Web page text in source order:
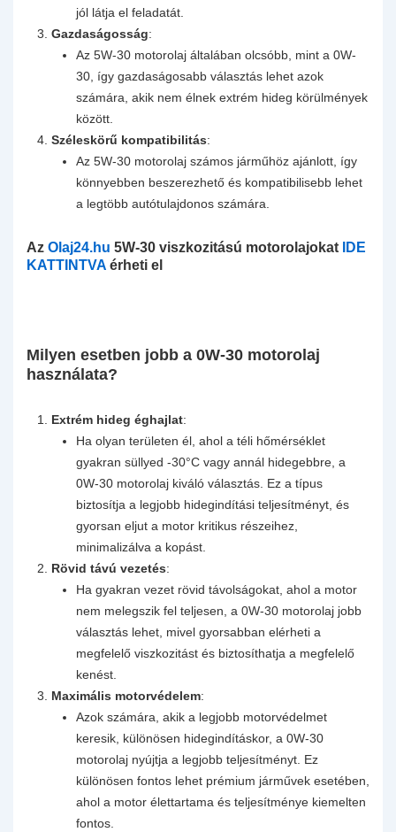
jól látja el feladatát.
Gazdaságosság:
Az 5W-30 motorolaj általában olcsóbb, mint a 0W-
30, így gazdaságosabb választás lehet azok
számára, akik nem élnek extrém hideg körülmények
között.
Széleskörű kompatibilitás:
Az 5W-30 motorolaj számos járműhöz ajánlott, így
könnyebben beszerezhető és kompatibilisebb lehet
a legtöbb autótulajdonos számára.
Az Olaj24.hu 5W-30 viszkozitású motorolajokat
IDE
KATTINTVA érheti el
Milyen esetben jobb a 0W-30 motorolaj
használata?
Extrém hideg éghajlat:
Ha olyan területen él, ahol a téli hőmérséklet
gyakran süllyed -30°C vagy annál hidegebbre, a
0W-30 motorolaj kiváló választás. Ez a típus
biztosítja a legjobb hidegindítási teljesítményt, és
gyorsan eljut a motor kritikus részeihez,
minimalizálva a kopást.
Rövid távú vezetés:
Ha gyakran vezet rövid távolságokat, ahol a motor
nem melegszik fel teljesen, a 0W-30 motorolaj jobb
választás lehet, mivel gyorsabban elérheti a
megfelelő viszkozitást és biztosíthatja a megfelelő
kenést.
Maximális motorvédelem:
Azok számára, akik a legjobb motorvédelmet
keresik, különösen hidegindításkor, a 0W-30
motorolaj nyújtja a legjobb teljesítményt. Ez
különösen fontos lehet prémium járművek esetében,
ahol a motor élettartama és teljesítménye kiemelten
fontos.